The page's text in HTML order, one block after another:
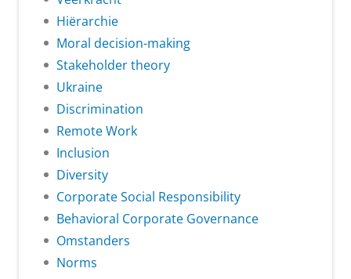
Hiërarchie
Moral decision-making
Stakeholder theory
Ukraine
Discrimination
Remote Work
Inclusion
Diversity
Corporate Social Responsibility
Behavioral Corporate Governance
Omstanders
Norms